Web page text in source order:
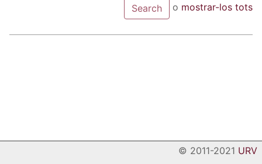
o mostrar-los tots
© 2011-2021 URV